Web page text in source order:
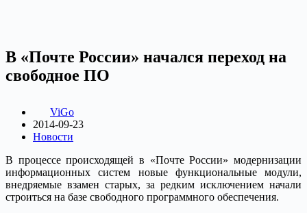
В «Почте России» начался переход на
свободное ПО
ViGo
2014-09-23
Новости
В процессе происходящей в «Почте России» модернизации
информационных систем новые функциональные модули,
внедряемые взамен старых, за редким исключением начали
строиться на базе свободного программного обеспечения.